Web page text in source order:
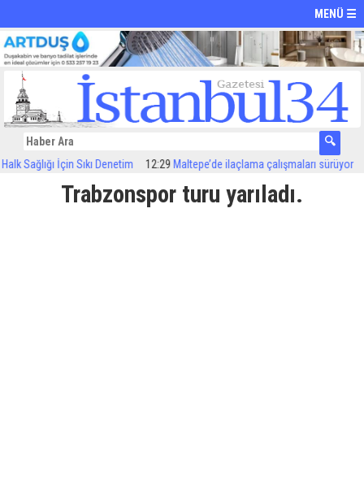
MENÜ ☰
İçin Sıkı Denetim 12:29 Maltepe’de ilaçlama çalışmaları sürüyor
Trabzonspor turu yarıladı.